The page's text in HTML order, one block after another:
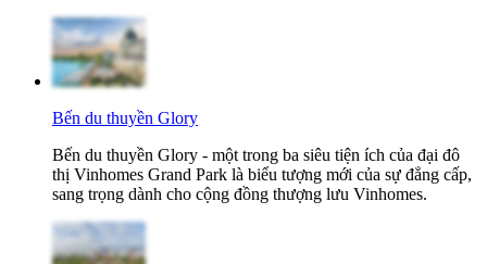
Bến du thuyền Glory
Bến du thuyền Glory - một trong ba siêu tiện ích của đại đô
thị Vinhomes Grand Park là biểu tượng mới của sự đẳng cấp,
sang trọng dành cho cộng đồng thượng lưu Vinhomes.